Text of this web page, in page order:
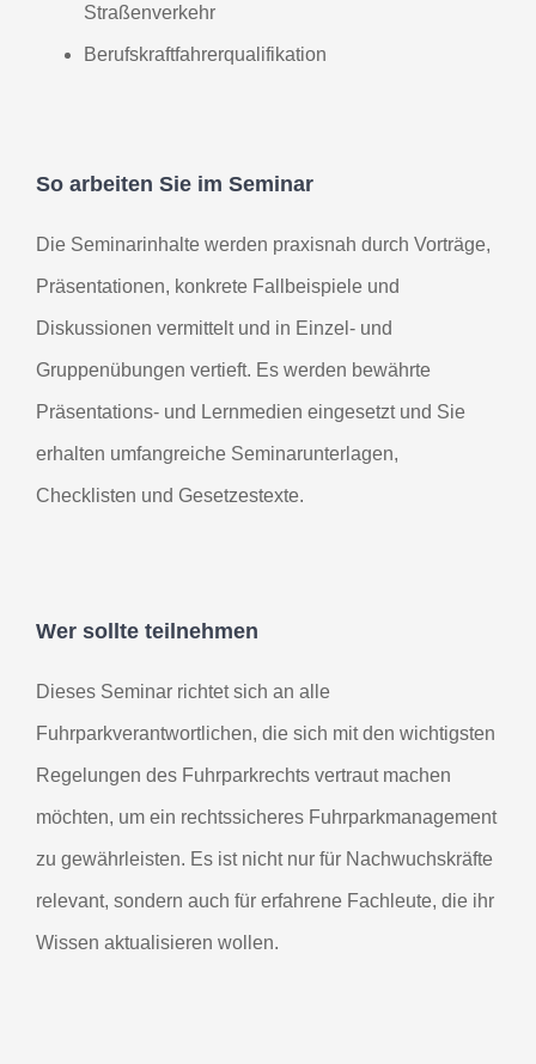
Straßenverkehr
Berufskraftfahrerqualifikation
So arbeiten Sie im Seminar
Die Seminarinhalte werden praxisnah durch Vorträge,
Präsentationen, konkrete Fallbeispiele und
Diskussionen vermittelt und in Einzel- und
Gruppenübungen vertieft. Es werden bewährte
Präsentations- und Lernmedien eingesetzt und Sie
erhalten umfangreiche Seminarunterlagen,
Checklisten und Gesetzestexte.
Wer sollte teilnehmen
Dieses Seminar richtet sich an alle
Fuhrparkverantwortlichen, die sich mit den wichtigsten
Regelungen des Fuhrparkrechts vertraut machen
möchten, um ein rechtssicheres Fuhrparkmanagement
zu gewährleisten. Es ist nicht nur für Nachwuchskräfte
relevant, sondern auch für erfahrene Fachleute, die ihr
Wissen aktualisieren wollen.